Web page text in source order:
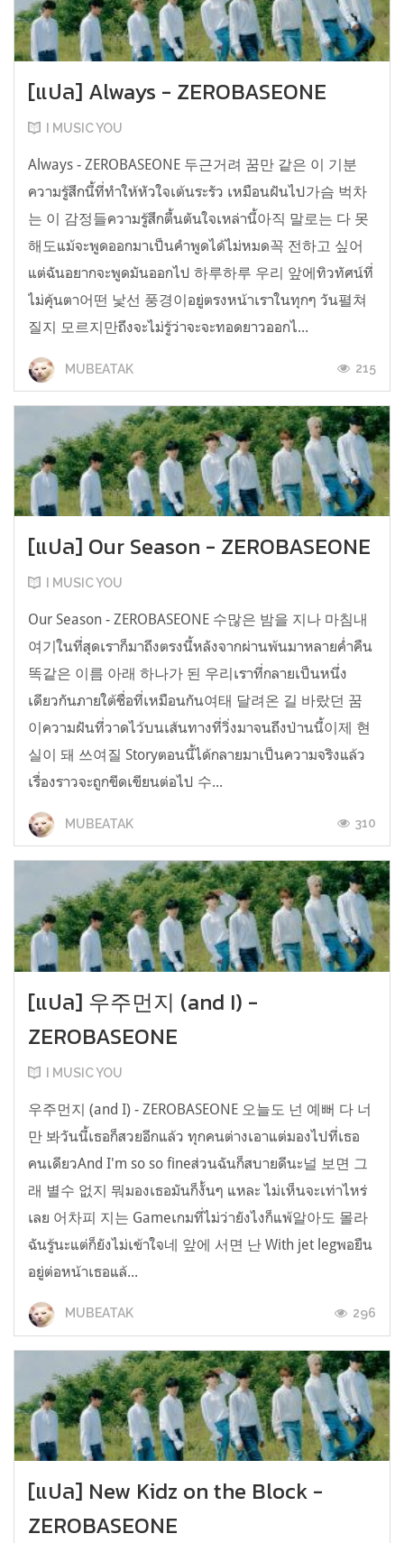
[แปล] Always - ZEROBASEONE
I MUSIC YOU
Always - ZEROBASEONE 두근거려 꿈만 같은 이 기분
ความรู้สึกนี้ที่ทำให้หัวใจเต้นระรัว เหมือนฝันไป가슴 벅차
는 이 감정들ความรู้สึกตื้นตันใจเหล่านี้아직 말로는 다 못
해도แม้จะพูดออกมาเป็นคำพูดได้ไม่หมด꼭 전하고 싶어
แต่ฉันอยากจะพูดมันออกไป 하루하루 우리 앞에ทิวทัศน์ที่
ไม่คุ้นตา어떤 낯선 풍경이อยู่ตรงหน้าเราในทุกๆ วัน펼쳐
질지 모르지만ถึงจะไม่รู้ว่าจะจะทอดยาวออกไ...
MUBEATAK 215
[แปล] Our Season - ZEROBASEONE
I MUSIC YOU
Our Season - ZEROBASEONE 수많은 밤을 지나 마침내
여기ในที่สุดเราก็มาถึงตรงนี้หลังจากผ่านพ้นมาหลายค่ำคืน
똑같은 이름 아래 하나가 된 우리เราที่กลายเป็นหนึ่ง
เดียวกันภายใต้ชื่อที่เหมือนกัน여태 달려온 길 바랐던 꿈
이ความฝันที่วาดไว้บนเส้นทางที่วิ่งมาจนถึงป่านนี้이제 현
실이 돼 쓰여질 Storyตอนนี้ได้กลายมาเป็นความจริงแล้ว
เรื่องราวจะถูกขีดเขียนต่อไป 수...
MUBEATAK 310
[แปล] 우주먼지 (and I) -
ZEROBASEONE
I MUSIC YOU
우주먼지 (and I) - ZEROBASEONE 오늘도 넌 예뻐 다 너
만 봐วันนี้เธอก็สวยอีกแล้ว ทุกคนต่างเอาแต่มองไปที่เธอ
คนเดียวAnd I'm so so fineส่วนฉันก็สบายดีนะ널 보면 그
래 별수 없지 뭐มองเธอมันก็งั้นๆ แหละ ไม่เห็นจะเท่าไหร่
เลย 어차피 지는 Gameเกมที่ไม่ว่ายังไงก็แพ้알아도 몰라
ฉันรู้นะแต่ก็ยังไม่เข้าใจ네 앞에 서면 난 With jet legพอยืน
อยู่ต่อหน้าเธอแล้...
MUBEATAK 296
[แปล] New Kidz on the Block -
ZEROBASEONE